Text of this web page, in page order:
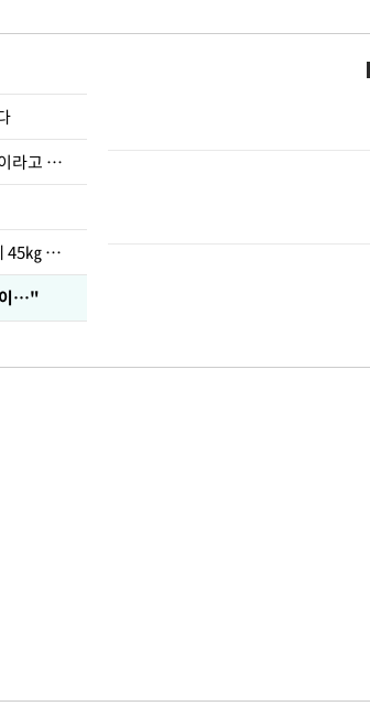
장영란 "쌍커풀 3번 밖에…왜 성형미인이라고 하냐"
다이어트 주사 맞은 이순실 "10개월만에 45㎏ 감량"
이…"